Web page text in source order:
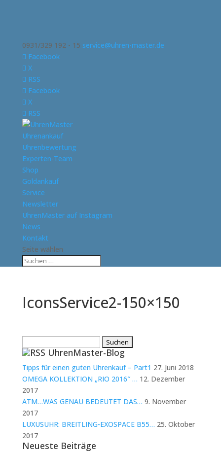
0931/329 192 - 15 service@uhren-master.de
Facebook
X
RSS
Facebook
X
RSS
Uhrenankauf
Uhrenbewertung
Experten-Team
Shop
Goldankauf
Service
Newsletter
UhrenMaster auf Instagram
News
Kontakt
Seite wählen
IconsService2-150×150
nach:
UhrenMaster-Blog
Tipps für einen guten Uhrenkauf – Part1 27. Juni 2018
OMEGA KOLLEKTION „RIO 2016″ … 12. Dezember
2017
ATM…WAS GENAU BEDEUTET DAS… 9. November
2017
LUXUSUHR: BREITLING-EXOSPACE B55… 25. Oktober
2017
Neueste Beiträge